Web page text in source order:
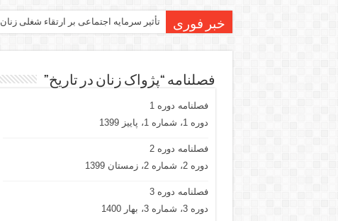
خبر فوری تأثیر سرمایه اجتماعی بر ارتقاء شغلی زنان
فصلنامه “پژواک زنان در تاریخ”
فصلنامه دوره 1
دوره 1، شماره 1، پاییز 1399
فصلنامه دوره 2
دوره 2، شماره 2، زمستان 1399
فصلنامه دوره 3
دوره 3، شماره 3، بهار 1400